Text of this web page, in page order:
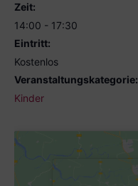
Zeit:
14:00 - 17:30
Eintritt:
Kostenlos
Veranstaltungskategorie:
Kinder